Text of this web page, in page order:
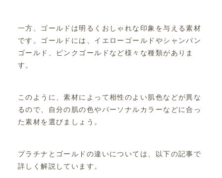
一方、ゴールドは明るくおしゃれな印象を与える素材
です。ゴールドには、イエローゴールドやシャンパン
ゴールド、ピンクゴールドなど様々な種類がありま
す。
このように、素材によって相性のよい肌色などが異な
るので、自分の肌の色やパーソナルカラーなどに合っ
た素材を選びましょう。
プラチナとゴールドの違いについては、以下の記事で
詳しく解説しています。